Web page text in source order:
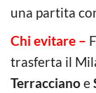
una partita
Chi evitare –
trasferta il
Terraccianoe